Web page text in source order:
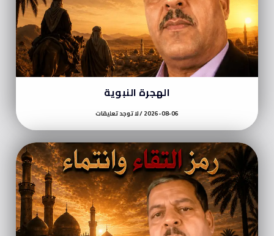
الهجرة النبوية
2026-08-06 لا توجد تعليقات